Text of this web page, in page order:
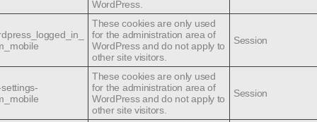
der Patriarch die oberösterreichische
Seiner Exzellenz Diözesanbischof Dr. Manfred
Josef Pühringer zusammenzutreffen. Wie
Termin mit Bischof Dr. Scheuer die
die Situation der christlichen Kirchen dort
im Kriegsgebiet im Vordergrund.
WordPress.
These cookies are only used
for the administration area of ​​
WordPress and do not apply to
other site visitors.
Session
These cookies are only used
for the administration area of ​​
WordPress and do not apply to
other site visitors.
Session